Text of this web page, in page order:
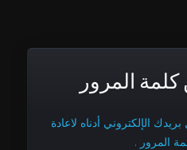
كلمة المرور
الإلكتروني أدناه لاعادة
المرور .